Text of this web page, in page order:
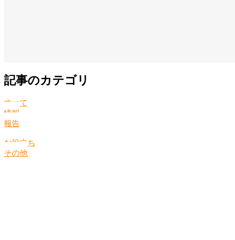
記事のカテゴリ
すべて
情報
報告
お役立ち
その他